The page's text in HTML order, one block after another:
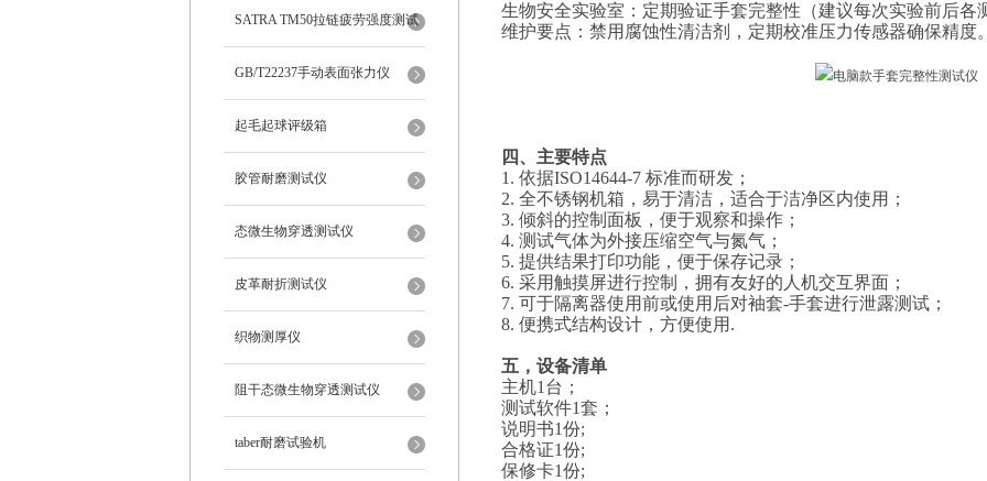
SATRA TM50拉链疲劳强度测试
仪
GB/T22237手动表面张力仪
起毛起球评级箱
胶管耐磨测试仪
态微生物穿透测试仪
皮革耐折测试仪
织物测厚仪
阻干态微生物穿透测试仪
taber耐磨试验机
生物安全实验室‌：定期验证手套完整性（建议每次实验前后各
维护要点‌：禁用腐蚀性清洁剂，定期校准压力传感器确保精度‌‌
四、主要特点
1. 依据ISO14644-7 标准而研发；
2. 全不锈钢机箱，易于清洁，适合于洁净区内使用；
3. 倾斜的控制面板，便于观察和操作；
4. 测试气体为外接压缩空气与氮气；
5. 提供结果打印功能，便于保存记录；
6. 采用触摸屏进行控制，拥有友好的人机交互界面；
7. 可于隔离器使用前或使用后对袖套-手套进行泄露测试；
8. 便携式结构设计，方便使用.
五，设备清单
主机1台；
测试软件1套；
说明书1份;
合格证1份;
保修卡1份;